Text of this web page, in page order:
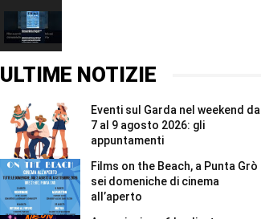
#Shorts
e
Bracciano
a
Punta
domeniche
cinema
all’aperto
#Shorts
ULTIME NOTIZIE
Eventi sul Garda nel weekend dal
7 al 9 agosto 2026: gli
appuntamenti
Films on the Beach, a Punta Grò
sei domeniche di cinema
all’aperto